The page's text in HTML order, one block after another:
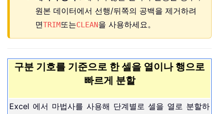
원본 데이터에서 선행/뒤쪽의 공백을 제거하려
면TRIM또는CLEAN을 사용하세요。
구분 기호를 기준으로 한 셀을 열이나 행으로
빠르게 분할
Excel 에서 마법사를 사용해 단계별로 셀을 열로 분할하